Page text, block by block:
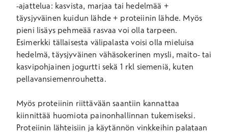
-ajattelua: kasvista, marjaa tai hedelmää +
täysjyväinen kuidun lähde + proteiinin lähde. Myös
pieni lisäys pehmeää rasvaa voi olla tarpeen.
Esimerkki tällaisesta välipalasta voisi olla mieluisa
hedelmä, täysjyväinen vähäsokerinen mysli, maito- tai
kasvipohjainen jogurtti sekä 1 rkl siemeniä, kuten
pellavansiemenrouhetta.
Myös proteiinin riittävään saantiin kannattaa
kiinnittää huomiota painonhallinnan tukemiseksi.
Proteiinin lähteisiin ja käytännön vinkkeihin palataan